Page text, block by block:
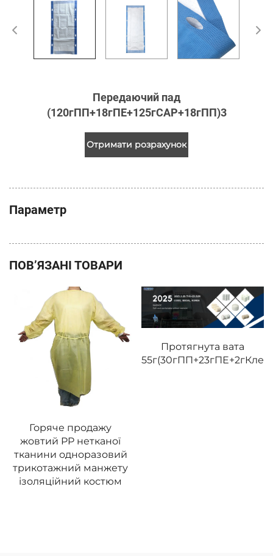
Передаючий пад
(120гПП+18гПЕ+125гСАР+18гПП)3
Отримати розрахунок
Параметр
ПОВ’ЯЗАНІ ТОВАРИ
Горяче продажу
жовтий PP нетканої
тканини одноразовий
трикотажний манжету
ізоляційний костюм
Протягнута вата